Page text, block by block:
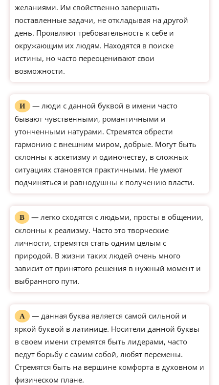
желаниями. Им свойственно завершать
поставленные задачи, не откладывая на другой
день. Проявляют требовательность к себе и
окружающим их людям. Находятся в поиске
истины, но часто переоценивают свои
возможности.
И
— люди с данной буквой в имени часто
бывают чувственными, романтичными и
утонченными натурами. Стремятся обрести
гармонию с внешним миром, добрые. Могут быть
склонны к аскетизму и одиночеству, в сложных
ситуациях становятся практичными. Не умеют
подчиняться и равнодушны к получению власти.
В
— легко сходятся с людьми, просты в общении,
склонны к реализму. Часто это творческие
личности, стремятся стать одним целым с
природой. В жизни таких людей очень много
зависит от принятого решения в нужный момент и
выбранного пути.
А
— данная буква является самой сильной и
яркой буквой в латинице. Носители данной буквы
в своем имени стремятся быть лидерами, часто
ведут борьбу с самим собой, любят перемены.
Стремятся быть на вершине комфорта в духовном и
физическом плане.